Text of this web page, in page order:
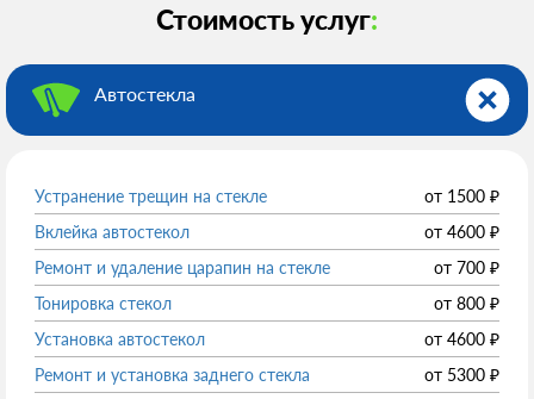
Стоимость услуг:
Автостекла
Устранение трещин на стекле от 1500 ₽
Вклейка автостекол
от 4600 ₽
Ремонт и удаление царапин на стекле
от 700 ₽
Тонировка стекол
от 800 ₽
Установка автостекол
от 4600 ₽
Ремонт и установка заднего стекла
от 5300 ₽